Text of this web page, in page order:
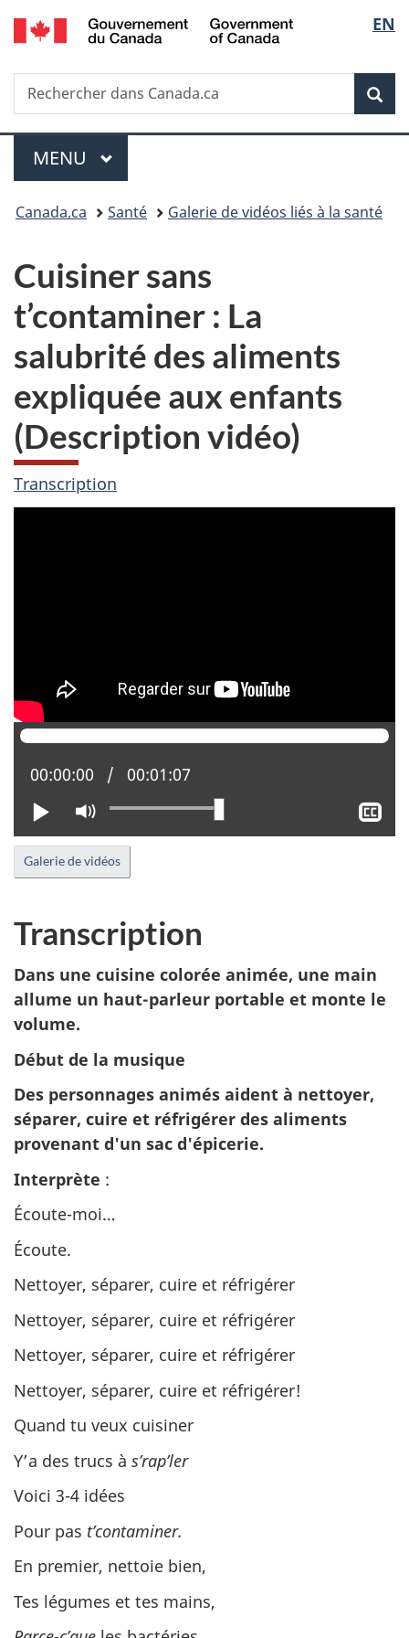
Passer
au
principal
Passer
à
Au
du
Passer
à
version
simplifiée
de
la
EN
Recherche
Rechercher
dans
Menu
MENU PRINCIPAL
Vous
ici :
Canada.ca Santé Galerie de vidéos liés à la santé
Cuisiner sans
t’contaminer : La
salubrité des aliments
expliquée aux enfants
(Description vidéo)
Transcription
Lire
Activer
le
mode
muet
Position actuelle :
00:00:00 Temps total :
00:01:07
le
Galerie de vidéos
Transcription
Dans une cuisine colorée animée, une main
allume un haut-parleur portable et monte le
volume.
Début de la musique
Des personnages animés aident à nettoyer,
séparer, cuire et réfrigérer des aliments
provenant d'un sac d'épicerie.
Interprète :
Écoute-moi…
Écoute.
Nettoyer, séparer, cuire et réfrigérer
Nettoyer, séparer, cuire et réfrigérer
Nettoyer, séparer, cuire et réfrigérer
Nettoyer, séparer, cuire et réfrigérer!
Quand tu veux cuisiner
Y’a des trucs à s’rap’ler
Voici 3-4 idées
Pour pas t’contaminer.
En premier, nettoie bien,
Tes légumes et tes mains,